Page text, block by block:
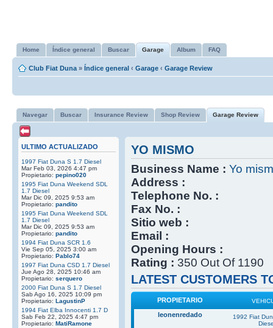
Home Índice general Buscar Garage Album FAQ
Club Fiat Duna » Índice general ‹ Garage ‹ Garage Review
Navegar Buscar Insurance Review Shop Review Garage Review
ULTIMO ACTUALIZADO
1997 Fiat Duna S 1.7 Diesel
Mar Feb 03, 2026 4:47 pm
Propietario: pepino020
1995 Fiat Duna Weekend SDL
1.7 Diesel
Mar Dic 09, 2025 9:53 am
Propietario: pandito
1995 Fiat Duna Weekend SDL
1.7 Diesel
Mar Dic 09, 2025 9:53 am
Propietario: pandito
1994 Fiat Duna SCR 1.6
Vie Sep 05, 2025 3:00 am
Propietario: Pablo74
1997 Fiat Duna CSD 1.7 Diesel
Jue Ago 28, 2025 10:46 am
Propietario: serquero
2000 Fiat Duna S 1.7 Diesel
Sab Ago 16, 2025 10:09 pm
Propietario: LagustinP
1994 Fiat Elba Innocenti 1.7 D
Sab Feb 22, 2025 4:47 pm
Propietario: MatiRamone
YO MISMO
Business Name : Yo
Address :
Telephone No. :
Fax No. :
Sitio web :
Email :
Opening Hours :
Rating : 350 Out Of 1190
LATEST CUSTOMERS
PROPIETARIO
leonenredado
1992 Fiat